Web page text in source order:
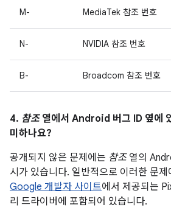
M- MediaTek 참조 번호
N- NVIDIA 참조 번호
B- Broadcom 참조 번호
4. 참조열에서 Android 버그 ID 옆에
미하나요?
공개되지 않은 문제에는 참조열의
시가 있습니다. 일반적으로 이러한 문
Google 개발자 사이트에서 제공되는
리 드라이버에 포함되어 있습니다.